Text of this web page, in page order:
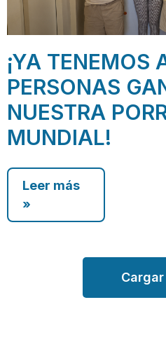
¡YA TENEMOS
PERSONAS
NUESTRA
MUNDIAL!
Leer más
»